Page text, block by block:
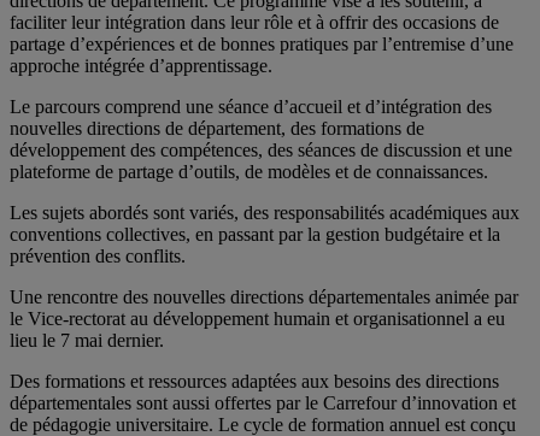
faciliter leur intégration dans leur rôle et à offrir des occasions de
partage d’expériences et de bonnes pratiques par l’entremise d’une
approche intégrée d’apprentissage.
Le parcours comprend une séance d’accueil et d’intégration des
nouvelles directions de département, des formations de
développement des compétences, des séances de discussion et une
plateforme de partage d’outils, de modèles et de connaissances.
Les sujets abordés sont variés, des responsabilités académiques aux
conventions collectives, en passant par la gestion budgétaire et la
prévention des conflits.
Une rencontre des nouvelles directions départementales animée par
le Vice-rectorat au développement humain et organisationnel a eu
lieu le 7 mai dernier.
Des formations et ressources adaptées aux besoins des directions
départementales sont aussi offertes par le Carrefour d’innovation et
de pédagogie universitaire. Le cycle de formation annuel est conçu